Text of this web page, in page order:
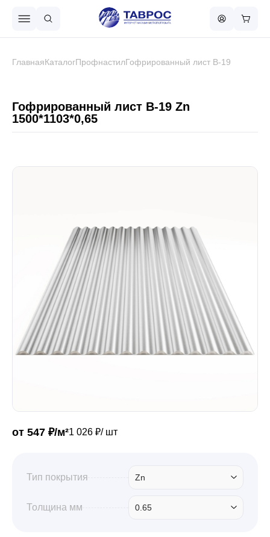
Металлочерепица
Сваи винтовые
Забор
Кровля
Профили для гипсокартона
Другие товары
ГлавнаяКаталогПрофнастилГофрированный лист В-19
Гофрированный лист В-19 Zn
1500*1103*0,65
от 547 ₽/м²1 026 ₽/ шт
Тип покрытия Zn
Толщина мм 0.65